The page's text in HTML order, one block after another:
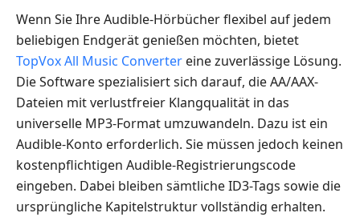
Wenn Sie Ihre Audible-Hörbücher flexibel auf jedem
beliebigen Endgerät genießen möchten, bietet
TopVox All Music Converter eine zuverlässige Lösung.
Die Software spezialisiert sich darauf, die AA/AAX-
Dateien mit verlustfreier Klangqualität in das
universelle MP3-Format umzuwandeln. Dazu ist ein
Audible-Konto erforderlich. Sie müssen jedoch keinen
kostenpflichtigen Audible-Registrierungscode
eingeben. Dabei bleiben sämtliche ID3-Tags sowie die
ursprüngliche Kapitelstruktur vollständig erhalten.